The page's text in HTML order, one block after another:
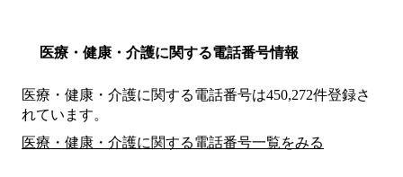
医療・健康・介護に関する電話番号情報
医療・健康・介護に関する電話番号は450,272件登録さ
れています。
医療・健康・介護に関する電話番号一覧をみる